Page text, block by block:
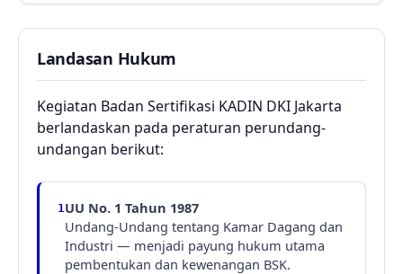
Landasan Hukum
Kegiatan Badan Sertifikasi KADIN DKI Jakarta
berlandaskan pada peraturan perundang-
undangan berikut:
1UU No. 1 Tahun 1987
Undang-Undang tentang Kamar Dagang dan
Industri — menjadi payung hukum utama
pembentukan dan kewenangan BSK.